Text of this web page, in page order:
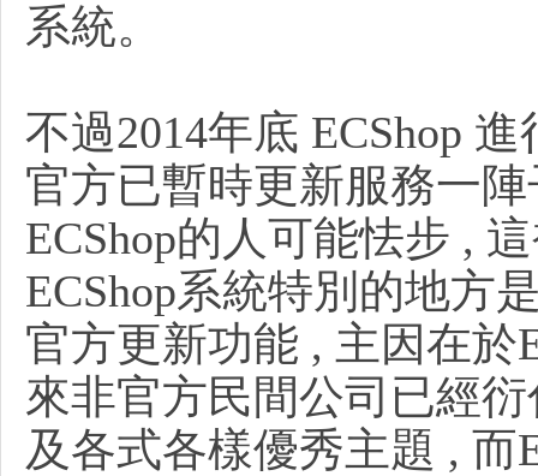
系統。
不過2014年底 ECShop
官方已暫時更新服務一
ECShop的人可能怯步 ,
ECShop系統特別的地方
官方更新功能 , 主因在於
來非官方民間公司已經
及各式各樣優秀主題 , 而